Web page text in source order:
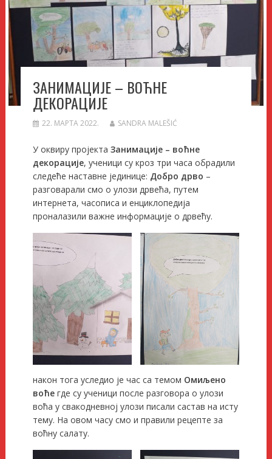
ЗАНИМАЦИЈЕ – ВОЋНЕ
ДЕКОРАЦИЈЕ
22. МАРТА 2022. SANDRA MALEŠIĆ
У оквиру пројекта Занимације – воћне
декорације, ученици су кроз три часа обрадили
следеће наставне јединице: Добро дрво –
разговарали смо о улози дрвећа, путем
интернета, часописа и енциклопедија
проналазили важне информације о дрвећу.
након тога уследио је час са темом Омиљено
воћегде су ученици после разговора о улози
воћа у свакодневној улози писали састав на исту
тему. На овом часу смо и правили рецепте за
воћну салату.